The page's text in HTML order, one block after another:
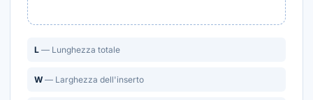
L — Lunghezza totale
W — Larghezza dell'inserto